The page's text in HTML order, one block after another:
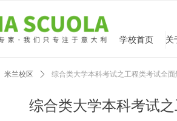
学校首页
综合类大学本科考试
米兰校区 ꄲ 综合类大学本科考试之工程类考试全